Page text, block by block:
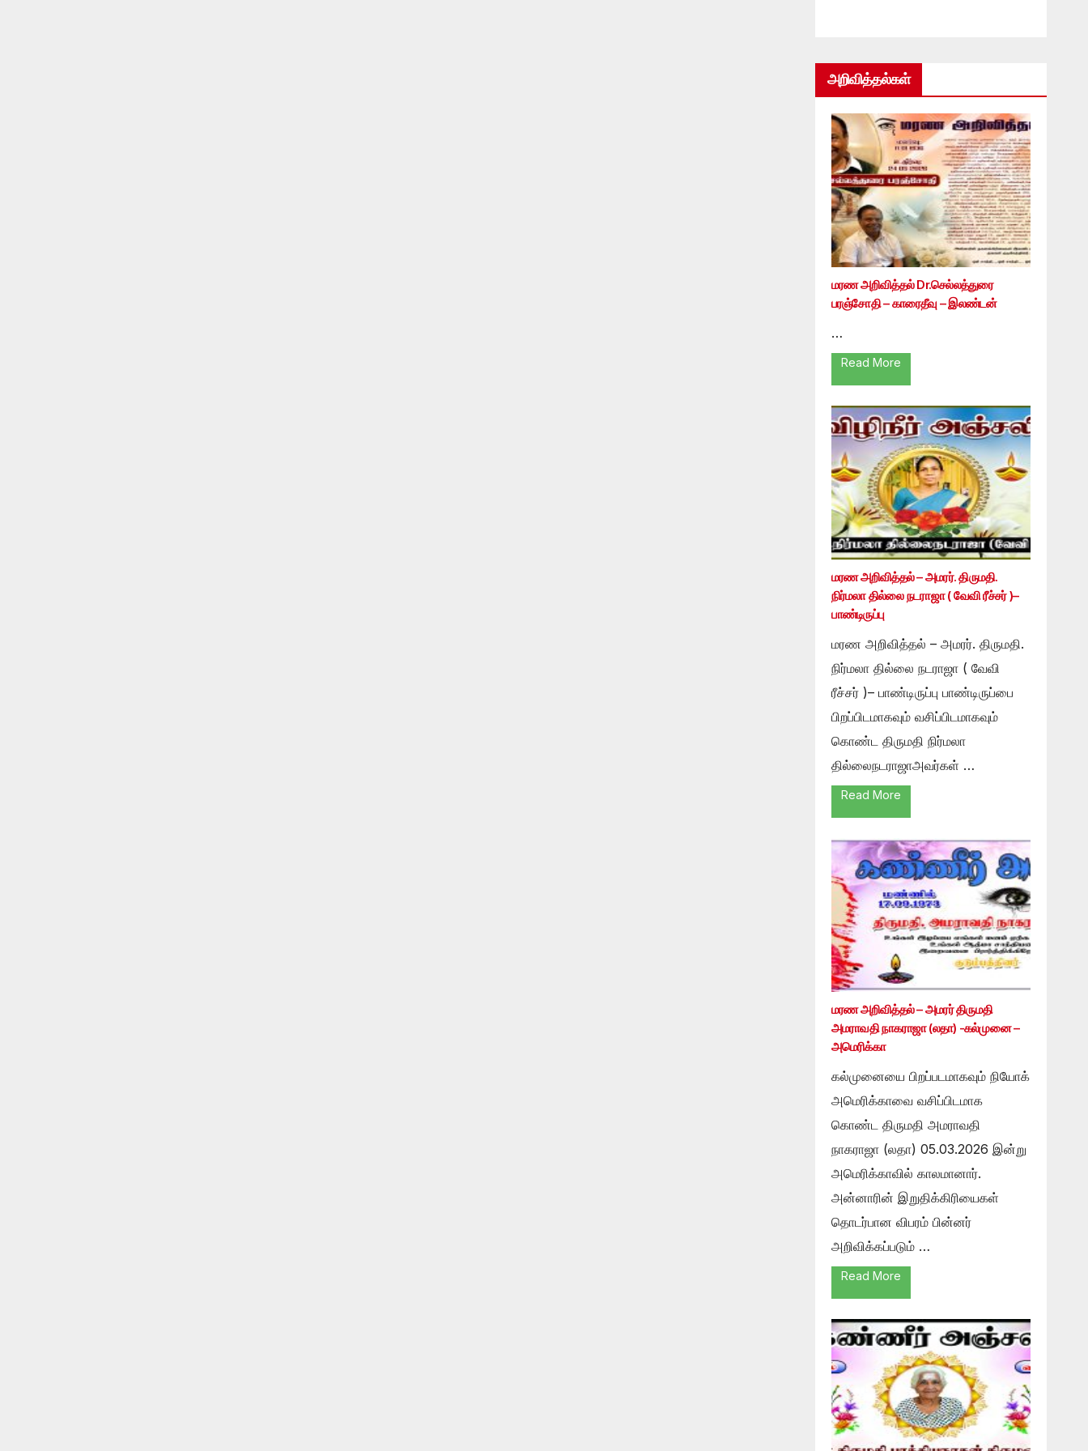
அறிவித்தல்கள்
மரண அறிவித்தல் Dr.செல்லத்துரை
பரஞ்சோதி – காரைதீவு – இலண்டன்
…
Read More
மரண அறிவித்தல் – அமரர். திருமதி.
நிர்மலா தில்லை நடராஜா ( வேவி ரீச்சர் )–
பாண்டிருப்பு
மரண அறிவித்தல் – அமரர். திருமதி.
நிர்மலா தில்லை நடராஜா ( வேவி
ரீச்சர் )– பாண்டிருப்பு பாண்டிருப்பை
பிறப்பிடமாகவும் வசிப்பிடமாகவும்
கொண்ட திருமதி நிர்மலா
தில்லைநடராஜாஅவர்கள் …
Read More
மரண அறிவித்தல் – அமரர் திருமதி
அமராவதி நாகராஜா (லதா) -கல்முனை –
அமெரிக்கா
கல்முனையை பிறப்படமாகவும் நியோக்
அமெரிக்காவை வசிப்பிடமாக
கொண்ட திருமதி அமராவதி
நாகராஜா (லதா) 05.03.2026 இன்று
அமெரிக்காவில் காலமானார்.
அன்னாரின் இறுதிக்கிரியைகள்
தொடர்பான விபரம் பின்னர்
அறிவிக்கப்படும் …
Read More